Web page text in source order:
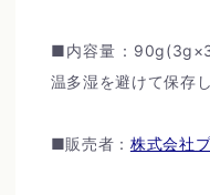
■内容量：
温多湿を避けて保存
■販売者： 株式会社